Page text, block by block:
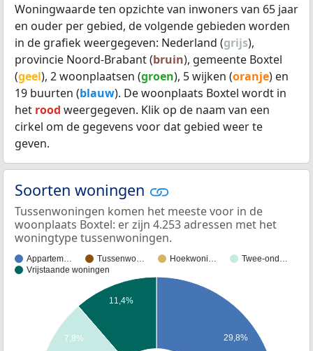
Woningwaarde ten opzichte van inwoners van 65 jaar
en ouder per gebied, de volgende gebieden worden
in de grafiek weergegeven: Nederland (grijs),
provincie Noord-Brabant (bruin), gemeente Boxtel
(geel), 2 woonplaatsen (groen), 5 wijken (oranje) en
19 buurten (blauw). De woonplaats Boxtel wordt in
het rood weergegeven. Klik op de naam van een
cirkel om de gegevens voor dat gebied weer te
geven.
Soorten woningen
Tussenwoningen komen het meeste voor in de
woonplaats Boxtel: er zijn 4.253 adressen met het
woningtype tussenwoningen.
Appartem… Tussenwo… Hoekwoni…
Twee-ond…
Vrijstaande woningen
29,8%
11,4%
7,8%